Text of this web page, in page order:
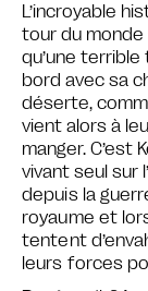
L’incroyable
tour du monde
qu’une
bord avec sa
déserte,
vient alors à
manger. C’est
vivant seul sur
depuis la
royaume et
tentent
leurs forces